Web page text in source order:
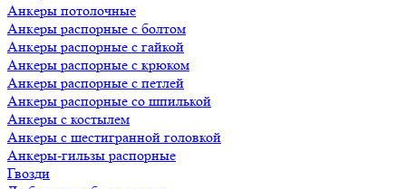
Анкеры потолочные
Анкеры распорные с болтом
Анкеры распорные с гайкой
Анкеры распорные с крюком
Анкеры распорные с петлей
Анкеры распорные со шпилькой
Анкеры с костылем
Анкеры с шестигранной головкой
Анкеры-гильзы распорные
Гвозди